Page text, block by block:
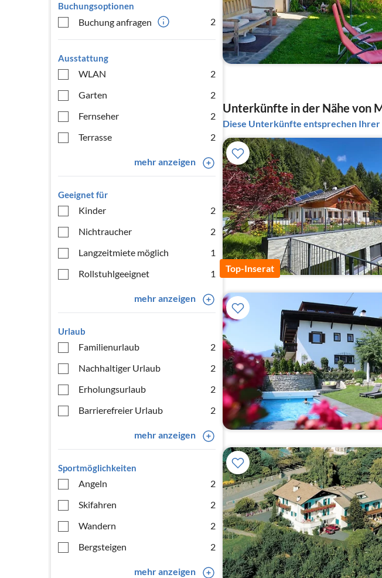
Buchungsoptionen
Buchung anfragen 2
Ausstattung
WLAN
2
Garten
2
Fernseher
2
Terrasse
2
mehr anzeigen
Geeignet für
Kinder
2
Nichtraucher
2
Langzeitmiete möglich
1
Rollstuhlgeeignet
1
mehr anzeigen
Urlaub
Familienurlaub
2
Nachhaltiger Urlaub
2
Erholungsurlaub
2
Barrierefreier Urlaub
2
mehr anzeigen
Sportmöglichkeiten
Angeln
2
Skifahren
2
Wandern
2
Bergsteigen
2
mehr anzeigen
Unterkünfte in der Nähe von
Diese Unterkünfte entsprechen Ihrer
Top-Inserat